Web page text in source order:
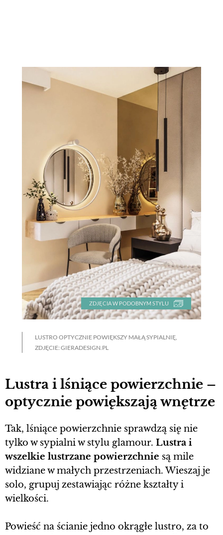
ZDJĘCIA W PODOBNYM STYLU
LUSTRO OPTYCZNIE POWIĘKSZY MAŁĄ SYPIALNIĘ,
ZDJĘCIE: GIERADESIGN.PL
Lustra i lśniące powierzchnie –
optycznie powiększają wnętrze
Tak, lśniące powierzchnie sprawdzą się nie
tylko w sypialni w stylu glamour. Lustra i
wszelkie lustrzane powierzchnie są mile
widziane w małych przestrzeniach. Wieszaj je
solo, grupuj zestawiając różne kształty i
wielkości.
Powieść na ścianie jedno okrągłe lustro, za to